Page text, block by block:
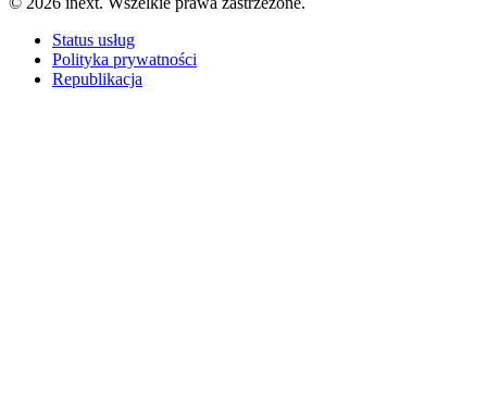
Status usług
Polityka prywatności
Republikacja